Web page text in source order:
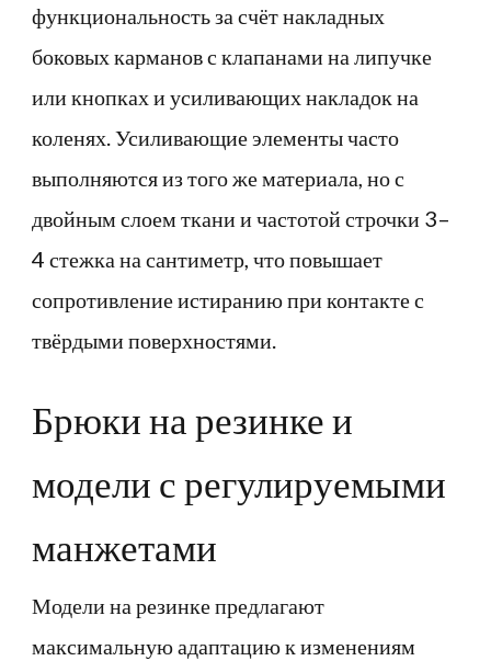
функциональность за счёт накладных
боковых карманов с клапанами на липучке
или кнопках и усиливающих накладок на
коленях. Усиливающие элементы часто
выполняются из того же материала, но с
двойным слоем ткани и частотой строчки 3–
4 стежка на сантиметр, что повышает
сопротивление истиранию при контакте с
твёрдыми поверхностями.
Брюки на резинке и
модели с регулируемыми
манжетами
Модели на резинке предлагают
максимальную адаптацию к изменениям